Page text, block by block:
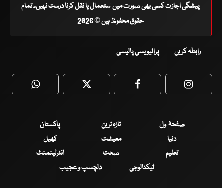
پیشگی اجازت کسی بھی صورت میں استعمال یا نقل کرنا درست نہیں۔ تمام
حقوق محفوظ ہیں © 2026
رابطہ کریں پرائیویسی پالیسی
WhatsApp Twitter Facebook
صفحۂ اول تازہ ترین
پاکستان
دنیا
معیشت
کھیل
تعلیم
صحت
انٹرٹینمنٹ
ٹیکنالوجی
دلچسپ و عجیب